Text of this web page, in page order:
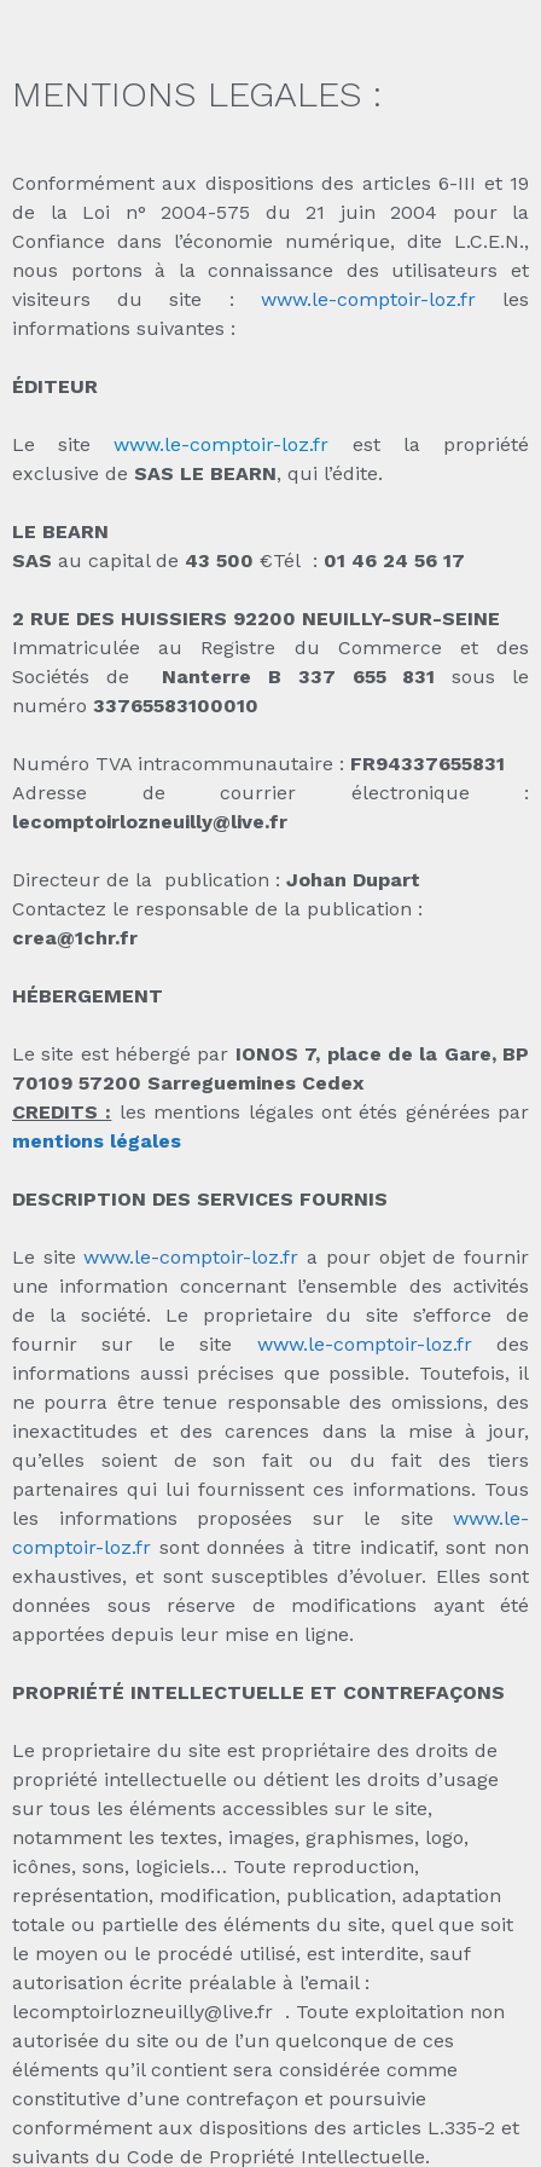
MENTIONS LEGALES :
Conformément aux dispositions des articles 6-III et 19
de la Loi n° 2004-575 du 21 juin 2004 pour la
Confiance dans l’économie numérique, dite L.C.E.N.,
nous portons à la connaissance des utilisateurs et
visiteurs du site : www.le-comptoir-loz.frles
informations suivantes :
ÉDITEUR
Le sitewww.le-comptoir-loz.fr est la propriété
exclusive de SAS LE BEARN, qui l’édite.
LE BEARN
SAS au capital de 43 500 €Tél : 01 46 24 56 17
2 RUE DES HUISSIERS 92200 NEUILLY-SUR-SEINE
Immatriculée au Registre du Commerce et des
Sociétés de Nanterre B 337 655 831sous le
numéro 33765583100010
Numéro TVA intracommunautaire : FR94337655831
Adresse de courrier électronique :
lecomptoirlozneuilly@live.fr
Directeur de la publication : Johan Dupart
Contactez le responsable de la publication :
crea@1chr.fr
HÉBERGEMENT
Le site est hébergé par IONOS 7, place de la Gare, BP
70109 57200 Sarreguemines Cedex
CREDITS : les mentions légales ont étés générées par
mentions légales
DESCRIPTION DES SERVICES FOURNIS
Le sitewww.le-comptoir-loz.fr a pour objet de fournir
une information concernant l’ensemble des activités
de la société. Le proprietaire du site s’efforce de
fournir sur le site www.le-comptoir-loz.frdes
informations aussi précises que possible. Toutefois, il
ne pourra être tenue responsable des omissions, des
inexactitudes et des carences dans la mise à jour,
qu’elles soient de son fait ou du fait des tiers
partenaires qui lui fournissent ces informations. Tous
les informations proposées sur le site www.le-
comptoir-loz.fr sont données à titre indicatif, sont non
exhaustives, et sont susceptibles d’évoluer. Elles sont
données sous réserve de modifications ayant été
apportées depuis leur mise en ligne.
PROPRIÉTÉ INTELLECTUELLE ET CONTREFAÇONS
Le proprietaire du site est propriétaire des droits de
propriété intellectuelle ou détient les droits d’usage
sur tous les éléments accessibles sur le site,
notamment les textes, images, graphismes, logo,
icônes, sons, logiciels… Toute reproduction,
représentation, modification, publication, adaptation
totale ou partielle des éléments du site, quel que soit
le moyen ou le procédé utilisé, est interdite, sauf
autorisation écrite préalable à l’email :
lecomptoirlozneuilly@live.fr . Toute exploitation non
autorisée du site ou de l’un quelconque de ces
éléments qu’il contient sera considérée comme
constitutive d’une contrefaçon et poursuivie
conformément aux dispositions des articles L.335-2 et
suivants du Code de Propriété Intellectuelle.